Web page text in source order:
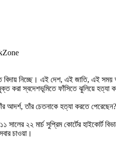
বিদায় নিচ্ছে। এই দেশ, এই জাতি, এই
করা স্বদেশভূমিতে ফাঁসিতে ঝুলিয়ে
আদর্শ, তাঁর চেতনাকে হত্যা করতে পেরেছেন?
২২ মার্চ সুপ্রিম কোর্টের হাইকোর্ট
চাওয়া।